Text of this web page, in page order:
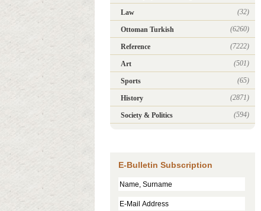
Law (32)
Ottoman Turkish (6260)
Reference (7222)
Art (501)
Sports (65)
History (2871)
Society & Politics (594)
E-Bulletin Subscription